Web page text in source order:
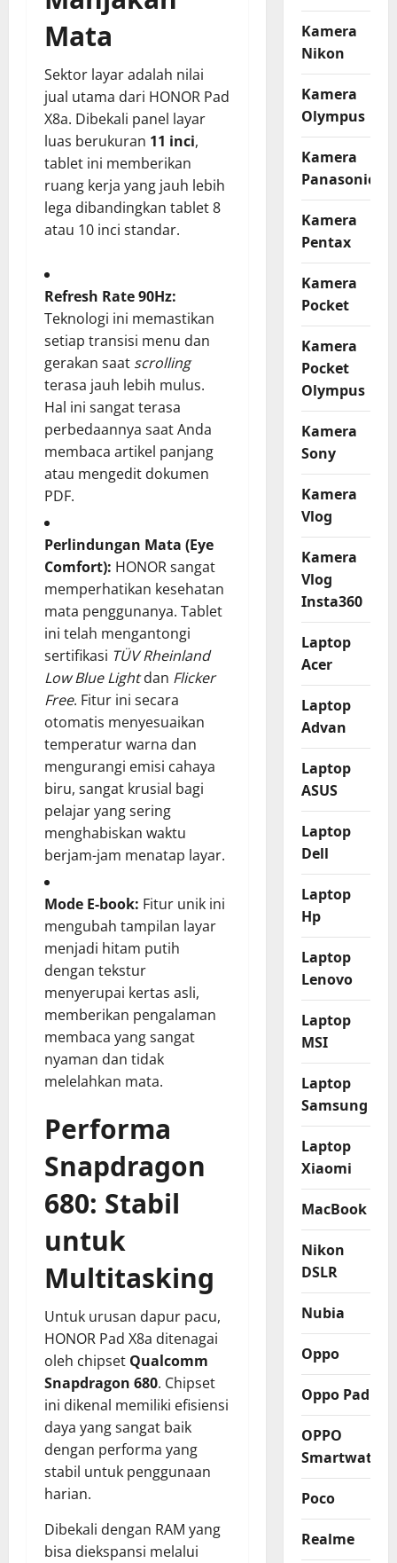
Mata
Sektor layar adalah nilai
jual utama dari HONOR Pad
X8a. Dibekali panel layar
luas berukuran 11 inci,
tablet ini memberikan
ruang kerja yang jauh lebih
lega dibandingkan tablet 8
atau 10 inci standar.
Refresh Rate 90Hz:
Teknologi ini memastikan
setiap transisi menu dan
gerakan saat scrolling
terasa jauh lebih mulus.
Hal ini sangat terasa
perbedaannya saat Anda
membaca artikel panjang
atau mengedit dokumen
PDF.
Perlindungan Mata (Eye
Comfort): HONOR sangat
memperhatikan kesehatan
mata penggunanya. Tablet
ini telah mengantongi
sertifikasi TÜV Rheinland
Low Blue Lightdan Flicker
Free. Fitur ini secara
otomatis menyesuaikan
temperatur warna dan
mengurangi emisi cahaya
biru, sangat krusial bagi
pelajar yang sering
menghabiskan waktu
berjam-jam menatap layar.
Mode E-book: Fitur unik ini
mengubah tampilan layar
menjadi hitam putih
dengan tekstur
menyerupai kertas asli,
memberikan pengalaman
membaca yang sangat
nyaman dan tidak
melelahkan mata.
Performa
Snapdragon
680: Stabil
untuk
Multitasking
Untuk urusan dapur pacu,
HONOR Pad X8a ditenagai
oleh chipset Qualcomm
Snapdragon 680. Chipset
ini dikenal memiliki efisiensi
daya yang sangat baik
dengan performa yang
stabil untuk penggunaan
harian.
Dibekali dengan RAM yang
bisa diekspansi melalui
Kamera
Nikon
Kamera
Olympus
Kamera
Panasonic
Kamera
Pentax
Kamera
Pocket
Kamera
Pocket
Olympus
Kamera
Sony
Kamera
Vlog
Kamera
Vlog
Insta360
Laptop
Acer
Laptop
Advan
Laptop
ASUS
Laptop
Dell
Laptop
Hp
Laptop
Lenovo
Laptop
MSI
Laptop
Samsung
Laptop
Xiaomi
MacBook
Nikon
DSLR
Nubia
Oppo
Oppo Pad
OPPO
Smartwatch
Poco
Realme